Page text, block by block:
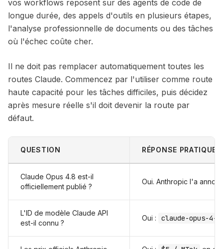
vos workflows reposent sur des agents de code de
longue durée, des appels d'outils en plusieurs étapes,
l'analyse professionnelle de documents ou des tâches
où l'échec coûte cher.
Il ne doit pas remplacer automatiquement toutes les
routes Claude. Commencez par l'utiliser comme route
haute capacité pour les tâches difficiles, puis décidez
après mesure réelle s'il doit devenir la route par
défaut.
QUESTION RÉPONSE PRATIQUE
Claude Opus 4.8 est-il
officiellement publié ?
Oui. Anthropic l'a
L'ID de modèle Claude API
est-il connu ?
Oui : claude-opus-4-8